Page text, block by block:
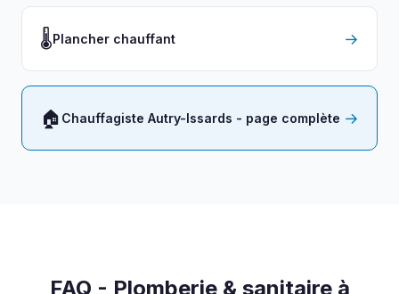
🌡️Plancher chauffant →
🏠 Chauffagiste Autry-Issards - page complète →
FAQ - Plomberie & sanitaire à